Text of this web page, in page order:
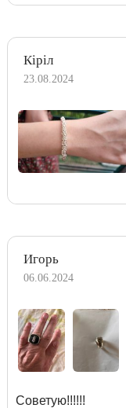
Кіріл
23.08.2024
Игорь
06.06.2024
Советую!!!!!!